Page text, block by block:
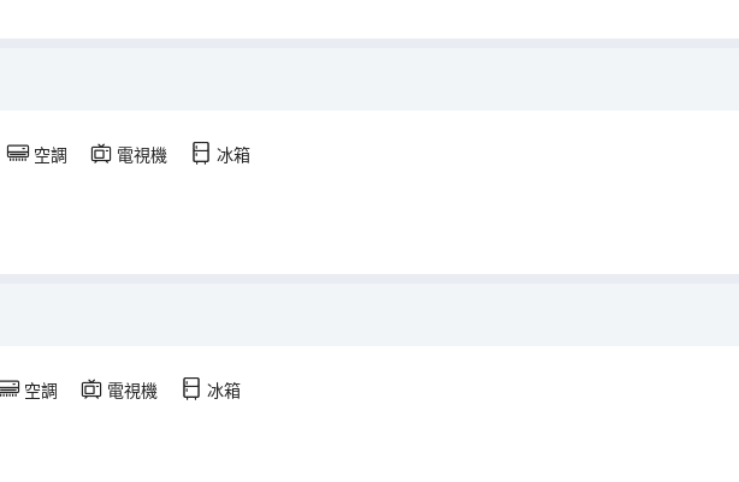
空調 電視機 冰箱
空調 電視機 冰箱